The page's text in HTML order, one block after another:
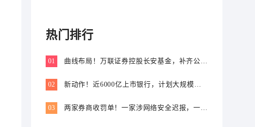
热门排行
01
曲线布局！万联证券控股长安基金，补齐公募
02
新动作！近6000亿上市银行，计划大规模增
03
两家券商收罚单！一家涉网络安全迟报，一家